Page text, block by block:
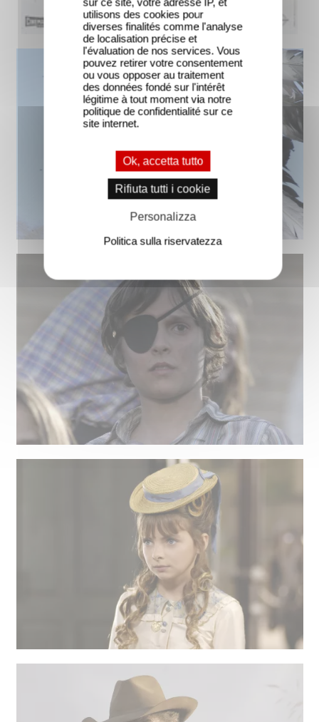
utilisons des cookies pour
diverses finalités comme l'analyse
de localisation précise et
l'évaluation de nos services. Vous
pouvez retirer votre consentement
ou vous opposer au traitement
des données fondé sur l'intérêt
légitime à tout moment via notre
politique de confidentialité sur ce
site internet.
Ok, accetta tutto
Rifiuta tutti i cookie
Personalizza
Politica sulla riservatezza